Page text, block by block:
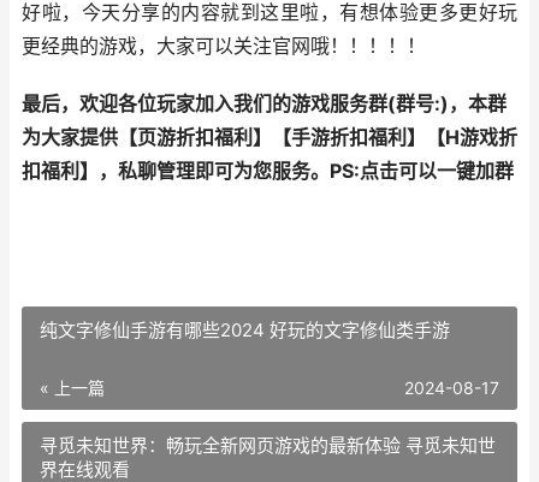
好啦，今天分享的内容就到这里啦，有想体验更多更好玩
更经典的游戏，大家可以关注官网哦！！！！！
最后，欢迎各位玩家加入我们的游戏服务群(群号:)，本群
为大家提供【页游折扣福利 】【手游折扣福利 】【H游戏折
扣福利 】，私聊管理即可为您服务。 PS:点击可以一键加群
纯文字修仙手游有哪些2024 好玩的文字修仙类手游
« 上一篇 2024-08-17
寻觅未知世界：畅玩全新网页游戏的最新体验 寻觅未知世
界在线观看